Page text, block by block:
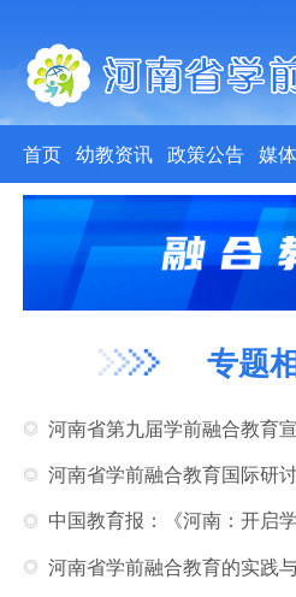
首页 幼教资讯 政策公告 媒
专题
河南省第九届学前融合教育
河南省学前融合教育国际研
河南省学前融合教育的实践